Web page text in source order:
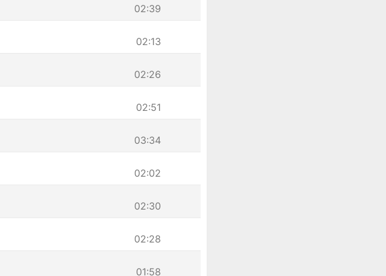
02:39
02:13
02:26
02:51
03:34
02:02
02:30
02:28
01:58